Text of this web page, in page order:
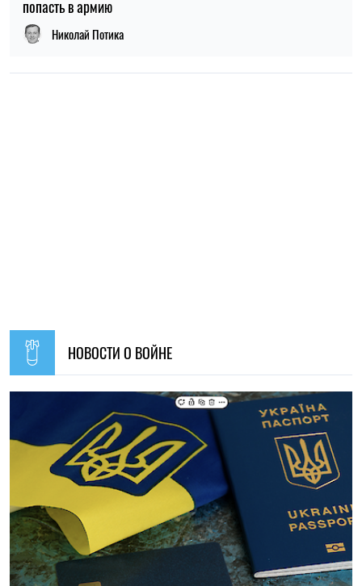
НОВОСТИ О ВОЙНЕ
19:30, 07.08.2026
Украинцев за границей приглашают присоединиться к
созданию Сети единства: как подать предложения
Алена Ткалич